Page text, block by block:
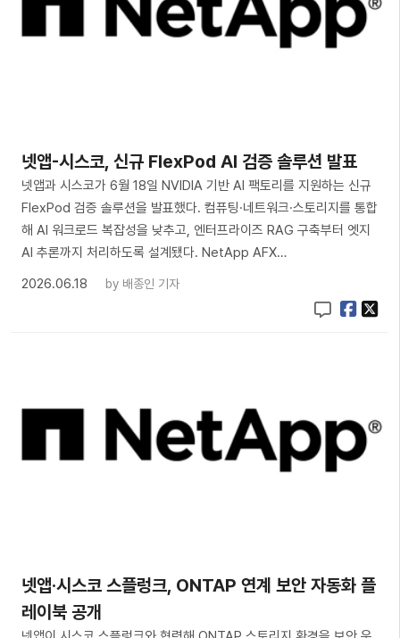
넷앱-시스코, 신규 FlexPod AI 검증 솔루션 발표
넷앱과 시스코가 6월 18일 NVIDIA 기반 AI 팩토리를 지원하는 신규
FlexPod 검증 솔루션을 발표했다. 컴퓨팅·네트워크·스토리지를 통합
해 AI 워크로드 복잡성을 낮추고, 엔터프라이즈 RAG 구축부터 엣지
AI 추론까지 처리하도록 설계됐다. NetApp AFX…
2026.06.18
by 배종인 기자
넷앱·시스코 스플렁크, ONTAP 연계 보안 자동화 플
레이북 공개